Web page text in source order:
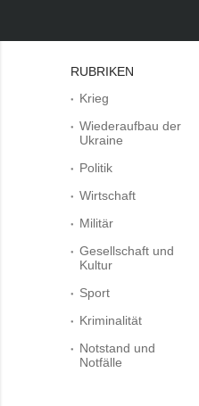
RUBRIKEN
Krieg
Wiederaufbau der
Ukraine
Politik
Wirtschaft
Militär
Gesellschaft und
Kultur
Sport
Kriminalität
Notstand und
Notfälle